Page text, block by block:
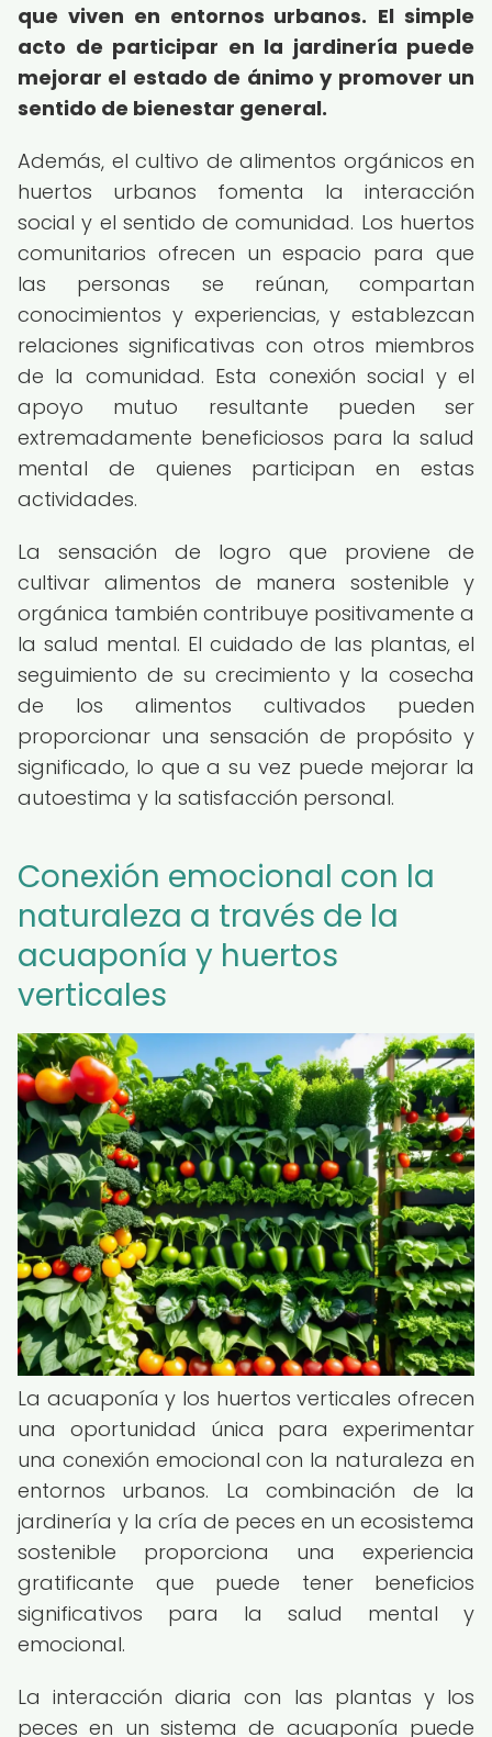
que viven en entornos urbanos. El simple
acto de participar en la jardinería puede
mejorar el estado de ánimo y promover un
sentido de bienestar general.
Además, el cultivo de alimentos orgánicos en
huertos urbanos fomenta la interacción
social y el sentido de comunidad. Los huertos
comunitarios ofrecen un espacio para que
las personas se reúnan, compartan
conocimientos y experiencias, y establezcan
relaciones significativas con otros miembros
de la comunidad. Esta conexión social y el
apoyo mutuo resultante pueden ser
extremadamente beneficiosos para la salud
mental de quienes participan en estas
actividades.
La sensación de logro que proviene de
cultivar alimentos de manera sostenible y
orgánica también contribuye positivamente a
la salud mental. El cuidado de las plantas, el
seguimiento de su crecimiento y la cosecha
de los alimentos cultivados pueden
proporcionar una sensación de propósito y
significado, lo que a su vez puede mejorar la
autoestima y la satisfacción personal.
Conexión emocional con la
naturaleza a través de la
acuaponía y huertos
verticales
La acuaponía y los huertos verticales ofrecen
una oportunidad única para experimentar
una conexión emocional con la naturaleza en
entornos urbanos. La combinación de la
jardinería y la cría de peces en un ecosistema
sostenible proporciona una experiencia
gratificante que puede tener beneficios
significativos para la salud mental y
emocional.
La interacción diaria con las plantas y los
peces en un sistema de acuaponía puede